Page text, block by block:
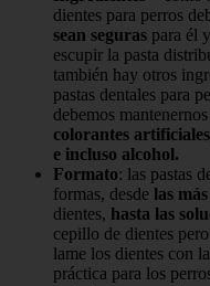
dientes para perros
sean seguras para él
escupir la pasta
también hay otros
pastas dentales para
debemos
colorantes
e incluso alcohol.
Formato: las pastas
formas, desde las
dientes, hasta las
cepillo de dientes
lame los dientes con
práctica para los